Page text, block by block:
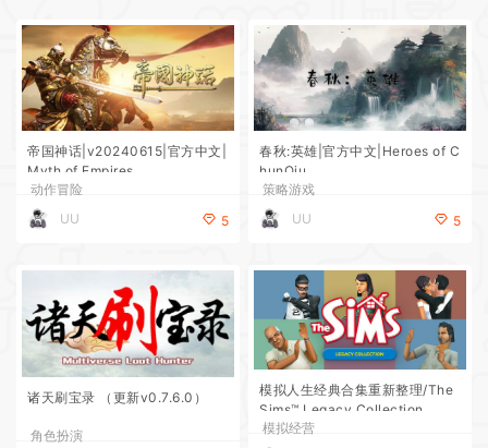
帝国神话|v20240615|官方中文|
Myth of Empires
动作冒险
UU
5
春秋:英雄|官方中文|Heroes of C
hunQiu
策略游戏
UU
5
诸天刷宝录 （更新v0.7.6.0）
角色扮演
模拟人生经典合集重新整理/The
Sims™ Legacy Collection
模拟经营